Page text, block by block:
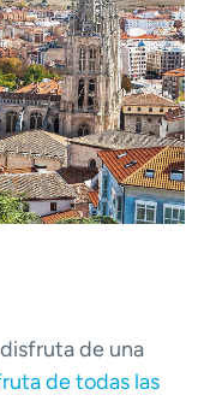
de una
de todas las